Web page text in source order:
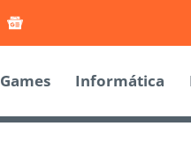
Games Informática